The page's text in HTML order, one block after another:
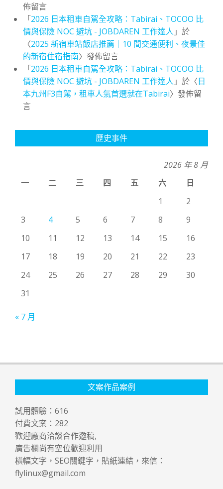
佈留言
「2026 日本租車自駕全攻略：Tabirai、TOCOO 比
價與保險 NOC 避坑 - JOBDAREN 工作達人 」於
〈2025 新宿車站飯店推薦｜10 間交通便利、夜景佳
的新宿住宿指南〉發佈留言
「2026 日本租車自駕全攻略：Tabirai、TOCOO 比
價與保險 NOC 避坑 - JOBDAREN 工作達人 」於〈日
本九州F3自駕，租車人氣首選就在Tabirai〉發佈留
言
歷史事件
2026 年 8 月
一
二 三 四 五 六
日
1
2
3
4 5 6 7 8
9
10
11 12 13 14 15
16
17
18 19 20 21 22
23
24
25 26 27 28 29
30
31
« 7 月
文案作品案例
試用體驗： 616
付費文案： 282
歡迎廠商洽談合作邀稿,
廣告欄尚有空位歡迎利用
橫幅文字，SEO關鍵字，貼紙連結，來信：
flylinux@gmail.com